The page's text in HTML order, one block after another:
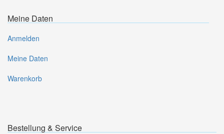
Meine Daten
Anmelden
Meine Daten
Warenkorb
Bestellung & Service